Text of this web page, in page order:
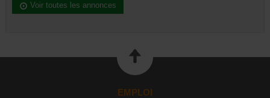
Voir toutes les annonces
EMPLOI